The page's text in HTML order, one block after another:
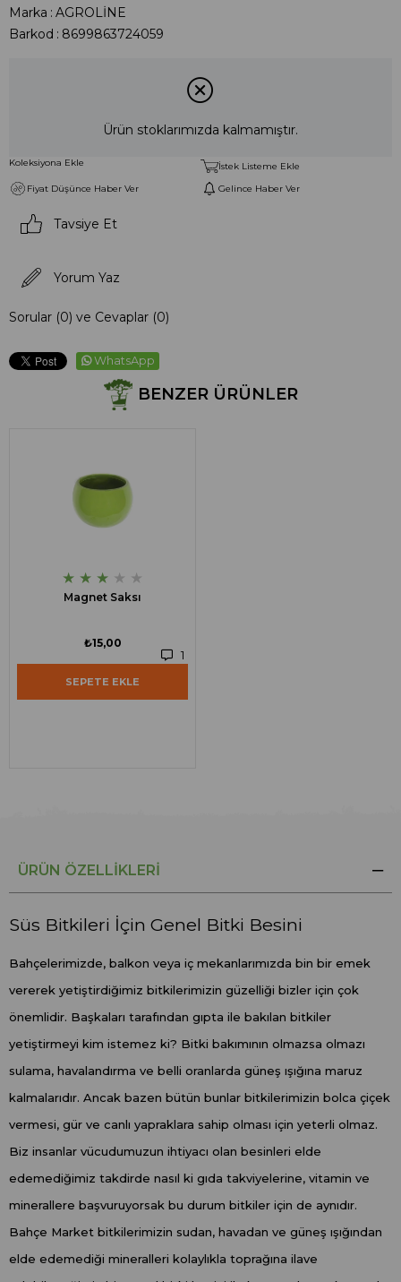
Marka : AGROLİNE
Barkod : 8699863724059
Ürün stoklarımızda kalmamıştır.
Koleksiyona Ekle
İstek Listeme Ekle
Fiyat Düşünce Haber Ver
Gelince Haber Ver
Tavsiye Et
Yorum Yaz
Sorular (0) ve Cevaplar (0)
WhatsApp
BENZER ÜRÜNLER
★ ★ ★ ★ ★
Magnet Saksı
1
₺15,00
SEPETE EKLE
ÜRÜN ÖZELLIKLERI
Süs Bitkileri İçin Genel Bitki Besini
Bahçelerimizde, balkon veya iç mekanlarımızda bin bir emek
vererek yetiştirdiğimiz bitkilerimizin güzelliği bizler için çok
önemlidir. Başkaları tarafından gıpta ile bakılan bitkiler
yetiştirmeyi kim istemez ki? Bitki bakımının olmazsa olmazı
sulama, havalandırma ve belli oranlarda güneş ışığına maruz
kalmalarıdır. Ancak bazen bütün bunlar bitkilerimizin bolca çiçek
vermesi, gür ve canlı yapraklara sahip olması için yeterli olmaz.
Biz insanlar vücudumuzun ihtiyacı olan besinleri elde
edemediğimiz takdirde nasıl ki gıda takviyelerine, vitamin ve
minerallere başvuruyorsak bu durum bitkiler için de aynıdır.
Bahçe Market bitkilerimizin sudan, havadan ve güneş ışığından
elde edemediği mineralleri kolaylıkla toprağına ilave